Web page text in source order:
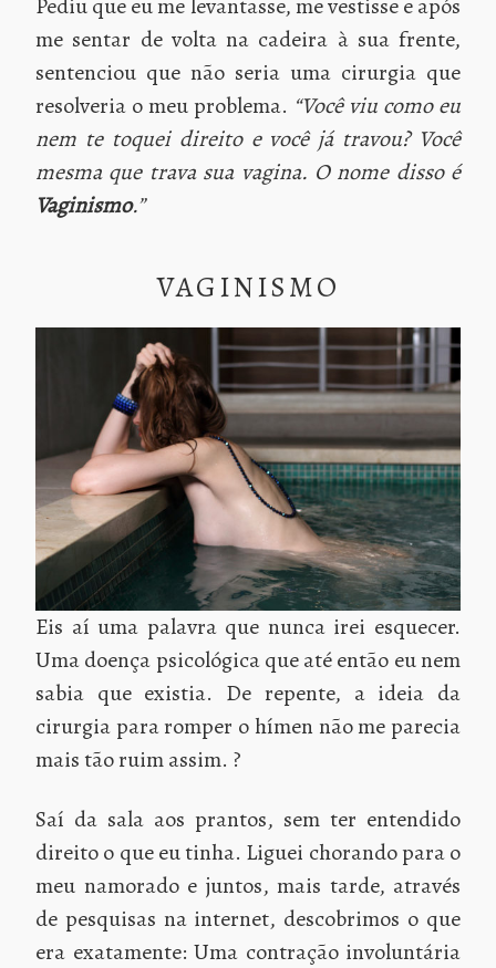
me sentar de volta na cadeira à sua frente,
sentenciou que não seria uma cirurgia que
resolveria o meu problema. “Você viu como eu
nem te toquei direito e você já travou? Você
mesma que trava sua vagina. O nome disso é
Vaginismo.”
VAGINISMO
Eis aí uma palavra que nunca irei esquecer.
Uma doença psicológica que até então eu nem
sabia que existia. De repente, a ideia da
cirurgia para romper o hímen não me parecia
mais tão ruim assim. ?
Saí da sala aos prantos, sem ter entendido
direito o que eu tinha. Liguei chorando para o
meu namorado e juntos, mais tarde, através
de pesquisas na internet, descobrimos o que
era exatamente: Uma contração involuntária